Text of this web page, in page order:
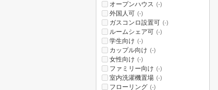
オープンハウス (-)
外国人可 (-)
ガスコンロ設置可 (-)
ルームシェア可 (-)
学生向け (-)
カップル向け (-)
女性向け (-)
ファミリー向け (-)
室内洗濯機置場 (-)
フローリング (-)